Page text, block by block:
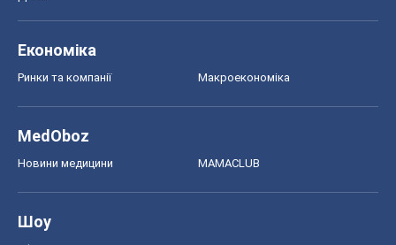
Економіка
Ринки та компанії Макроекономіка
MedOboz
Новини медицини MAMACLUB
Шоу